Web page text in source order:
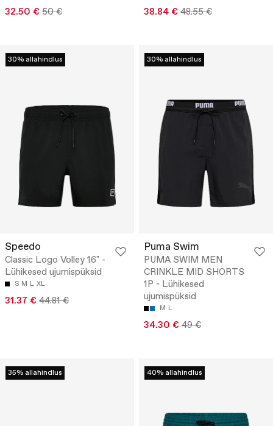
32.50 € 50 € 38.84 € 48.55 €
30% allahindlus
Speedo
Classic Logo Volley 16" -
Lühikesed ujumispüksid
S M L XL
31.37 € 44.81 €
30% allahindlus
Puma Swim
PUMA SWIM MEN
CRINKLE MID SHORTS
1P - Lühikesed
ujumispüksid
M L
34.30 € 49 €
35% allahindlus 40% allahindlus